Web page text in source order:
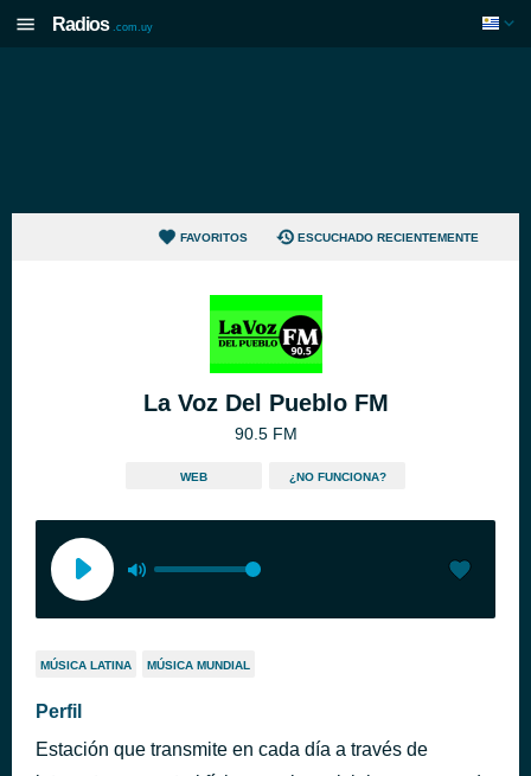
Radios .com.uy
FAVORITOS ESCUCHADO RECIENTEMENTE
La Voz Del Pueblo FM
90.5 FM
WEB ¿NO FUNCIONA?
MÚSICA LATINA MÚSICA MUNDIAL
Perfil
Estación que transmite en cada día a través de